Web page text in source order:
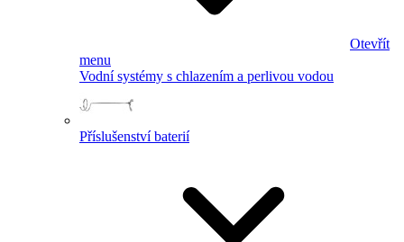
Otevřít
menu
Vodní systémy s chlazením a perlivou vodou
Příslušenství baterií